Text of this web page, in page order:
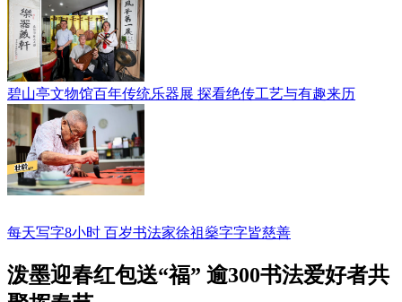
碧山亭文物馆百年传统乐器展 探看绝传工艺与有趣来历
每天写字8小时 百岁书法家徐祖燊字字皆慈善
泼墨迎春红包送“福” 逾300书法爱好者共